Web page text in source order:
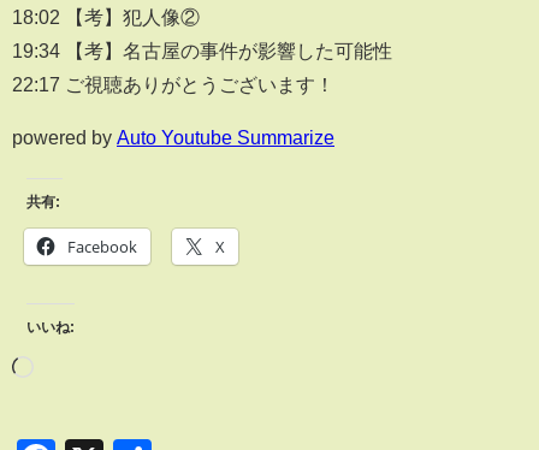
18:02 【考】犯人像②
19:34 【考】名古屋の事件が影響した可能性
22:17 ご視聴ありがとうございます！
powered by Auto Youtube Summarize
共有:
Facebook X
いいね: